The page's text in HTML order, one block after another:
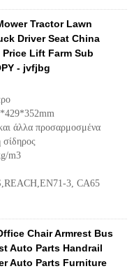
Tractor Lawn
Driver Seat China
Lift Farm Sub
- jvfjbg
άλλα προσαρμοσμένα
m3
3, CA65
Chair Armrest Bus
Auto Parts Handrail
Auto Parts Furniture